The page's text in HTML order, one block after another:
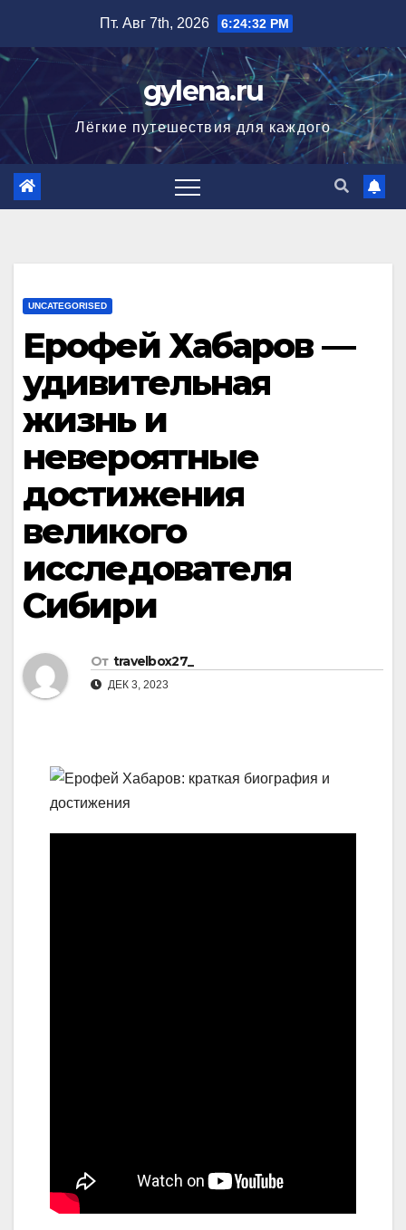
содержимому
Пт. Авг 7th, 2026 6:24:33 PM
gylena.ru
Лёгкие путешествия для каждого
UNCATEGORISED
Ерофей Хабаров —
удивительная
жизнь и
невероятные
достижения
великого
исследователя
Сибири
От travelbox27_
ДЕК 3, 2023